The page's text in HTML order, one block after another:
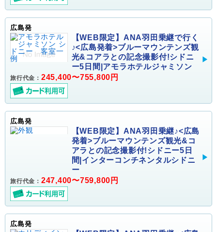
広島発
【WEB限定】ANA羽田乗継で行く
♪<広島発着>ブルーマウンテンズ観
光&コアラとの記念撮影付!シドニ
ー5日間|アモラホテルジャミソン
旅行代金： 245,400〜755,800円
広島発
【WEB限定】ANA羽田乗継♪<広島
発着>ブルーマウンテンズ観光&コ
アラとの記念撮影付!シドニー5日
間|インターコンチネンタルシドニ
ー
旅行代金： 247,400〜759,800円
広島発